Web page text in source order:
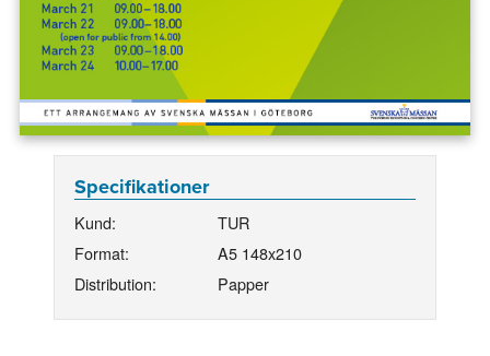
Specifikationer
Kund:
TUR
Format:
A5 148x210
Distribution:
Papper